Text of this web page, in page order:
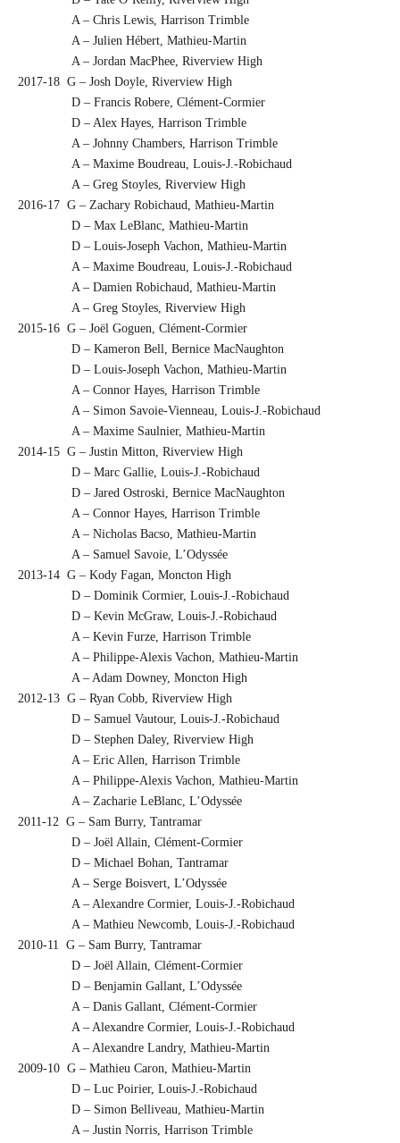
A – Chris Lewis, Harrison Trimble
A – Julien Hébert, Mathieu-Martin
A – Jordan MacPhee, Riverview High
2017-18 G – Josh Doyle, Riverview High
D – Francis Robere, Clément-Cormier
D – Alex Hayes, Harrison Trimble
A – Johnny Chambers, Harrison Trimble
A – Maxime Boudreau, Louis-J.-Robichaud
A – Greg Stoyles, Riverview High
2016-17 G – Zachary Robichaud, Mathieu-Martin
D – Max LeBlanc, Mathieu-Martin
D – Louis-Joseph Vachon, Mathieu-Martin
A – Maxime Boudreau, Louis-J.-Robichaud
A – Damien Robichaud, Mathieu-Martin
A – Greg Stoyles, Riverview High
2015-16 G – Joël Goguen, Clément-Cormier
D – Kameron Bell, Bernice MacNaughton
D – Louis-Joseph Vachon, Mathieu-Martin
A – Connor Hayes, Harrison Trimble
A – Simon Savoie-Vienneau, Louis-J.-Robichaud
A – Maxime Saulnier, Mathieu-Martin
2014-15 G – Justin Mitton, Riverview High
D – Marc Gallie, Louis-J.-Robichaud
D – Jared Ostroski, Bernice MacNaughton
A – Connor Hayes, Harrison Trimble
A – Nicholas Bacso, Mathieu-Martin
A – Samuel Savoie, L’Odyssée
2013-14 G – Kody Fagan, Moncton High
D – Dominik Cormier, Louis-J.-Robichaud
D – Kevin McGraw, Louis-J.-Robichaud
A – Kevin Furze, Harrison Trimble
A – Philippe-Alexis Vachon, Mathieu-Martin
A – Adam Downey, Moncton High
2012-13 G – Ryan Cobb, Riverview High
D – Samuel Vautour, Louis-J.-Robichaud
D – Stephen Daley, Riverview High
A – Eric Allen, Harrison Trimble
A – Philippe-Alexis Vachon, Mathieu-Martin
A – Zacharie LeBlanc, L’Odyssée
2011-12 G – Sam Burry, Tantramar
D – Joël Allain, Clément-Cormier
D – Michael Bohan, Tantramar
A – Serge Boisvert, L’Odyssée
A – Alexandre Cormier, Louis-J.-Robichaud
A – Mathieu Newcomb, Louis-J.-Robichaud
2010-11 G – Sam Burry, Tantramar
D – Joël Allain, Clément-Cormier
D – Benjamin Gallant, L’Odyssée
A – Danis Gallant, Clément-Cormier
A – Alexandre Cormier, Louis-J.-Robichaud
A – Alexandre Landry, Mathieu-Martin
2009-10 G – Mathieu Caron, Mathieu-Martin
D – Luc Poirier, Louis-J.-Robichaud
D – Simon Belliveau, Mathieu-Martin
A – Justin Norris, Harrison Trimble